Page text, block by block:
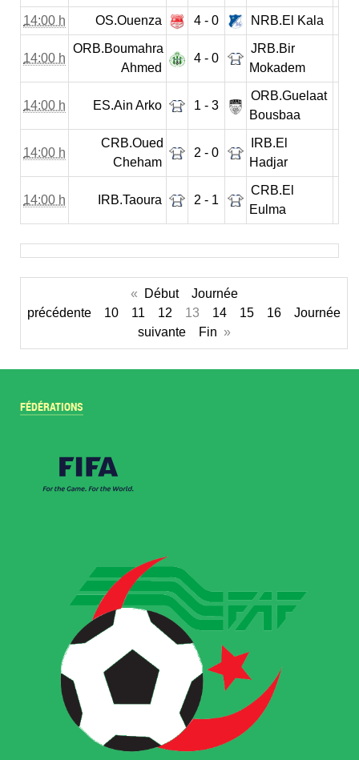
14:00 h OS.Ouenza 4 - 0 NRB.El Kala
14:00 h
ORB.Boumahra
Ahmed
4 - 0
JRB.Bir
Mokadem
14:00 h ES.Ain Arko 1 - 3
ORB.Guelaat
Bousbaa
14:00 h
CRB.Oued
Cheham
2 - 0
IRB.El
Hadjar
14:00 h IRB.Taoura 2 - 1
CRB.El
Eulma
« Début
Journée
précédente
10 11 12 13 14 15 16
Journée
suivante
Fin »
FÉDÉRATIONS